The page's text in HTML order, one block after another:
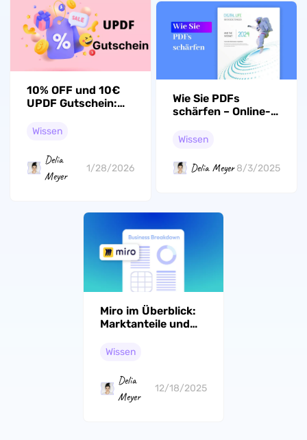
10% OFF und 10€
UPDF Gutschein:
Freischalten!
Wissen
Delia
Meyer
1/28/2026
Wie Sie PDFs
schärfen – Online-
Wissen
Delia Meyer 8/3/2025
Miro im Überblick:
Marktanteile und
Wissen
Delia
Meyer
12/18/2025